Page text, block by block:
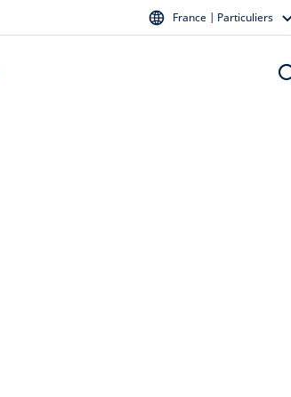
France | Particuliers